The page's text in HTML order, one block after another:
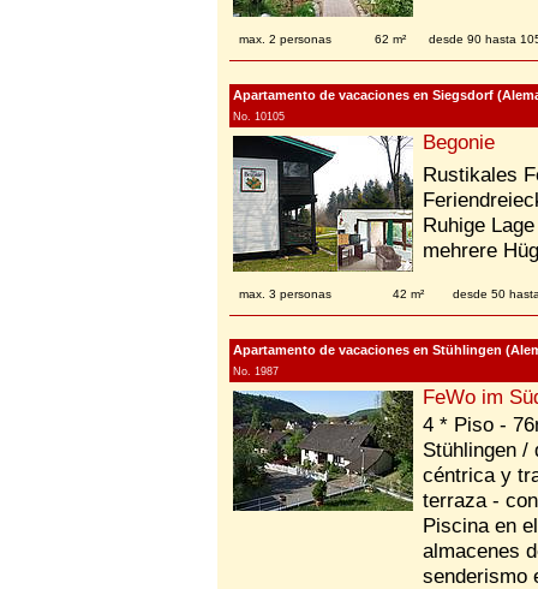
max. 2 personas 62 m² desde 90 hasta
Apartamento de vacaciones en Siegsdorf
No. 10105
Begonie
Rustikales
Ruhige
mehrere
max. 3 personas 42 m² desde 50
Apartamento de vacaciones en Stühlingen
No. 1987
FeWo im
4 * Piso -
Stühlingen /
céntrica y
terraza -
Piscina en
almacenes
senderismo